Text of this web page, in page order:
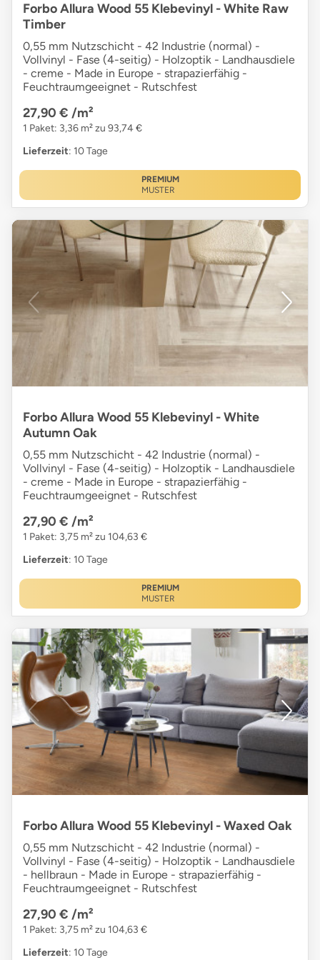
Forbo Allura Wood 55 Klebevinyl - White Raw
Timber
0,55 mm Nutzschicht - 42 Industrie (normal) -
Vollvinyl - Fase (4-seitig) - Holzoptik - Landhausdiele
- creme - Made in Europe - strapazierfähig -
Feuchtraumgeeignet - Rutschfest
27,90 € /m²
1 Paket: 3,36 m² zu 93,74 €
Lieferzeit: 10 Tage
PREMIUM
MUSTER
Forbo Allura Wood 55 Klebevinyl - White
Autumn Oak
0,55 mm Nutzschicht - 42 Industrie (normal) -
Vollvinyl - Fase (4-seitig) - Holzoptik - Landhausdiele
- creme - Made in Europe - strapazierfähig -
Feuchtraumgeeignet - Rutschfest
27,90 € /m²
1 Paket: 3,75 m² zu 104,63 €
Lieferzeit: 10 Tage
PREMIUM
MUSTER
Forbo Allura Wood 55 Klebevinyl - Waxed Oak
0,55 mm Nutzschicht - 42 Industrie (normal) -
Vollvinyl - Fase (4-seitig) - Holzoptik - Landhausdiele
- hellbraun - Made in Europe - strapazierfähig -
Feuchtraumgeeignet - Rutschfest
27,90 € /m²
1 Paket: 3,75 m² zu 104,63 €
Lieferzeit: 10 Tage